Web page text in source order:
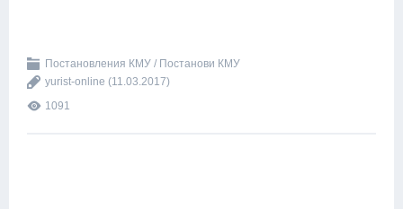
Постановления КМУ / Постанови КМУ
yurist-online (11.03.2017)
1091